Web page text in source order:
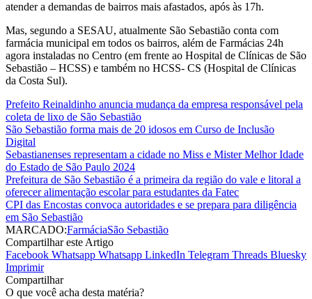
atender a demandas de bairros mais afastados, após às 17h.
Mas, segundo a SESAU, atualmente São Sebastião conta com
farmácia municipal em todos os bairros, além de Farmácias 24h
agora instaladas no Centro (em frente ao Hospital de Clínicas de São
Sebastião – HCSS) e também no HCSS- CS (Hospital de Clínicas
da Costa Sul).
Prefeito Reinaldinho anuncia mudança da empresa responsável pela
coleta de lixo de São Sebastião
São Sebastião forma mais de 20 idosos em Curso de Inclusão
Digital
Sebastianenses representam a cidade no Miss e Mister Melhor Idade
do Estado de São Paulo 2024
Prefeitura de São Sebastião é a primeira da região do vale e litoral a
oferecer alimentação escolar para estudantes da Fatec
CPI das Encostas convoca autoridades e se prepara para diligência
em São Sebastião
MARCADO:FarmáciaSão Sebastião
Compartilhar este Artigo
Facebook Whatsapp Whatsapp LinkedIn Telegram Threads Bluesky
Imprimir
Compartilhar
O que você acha desta matéria?